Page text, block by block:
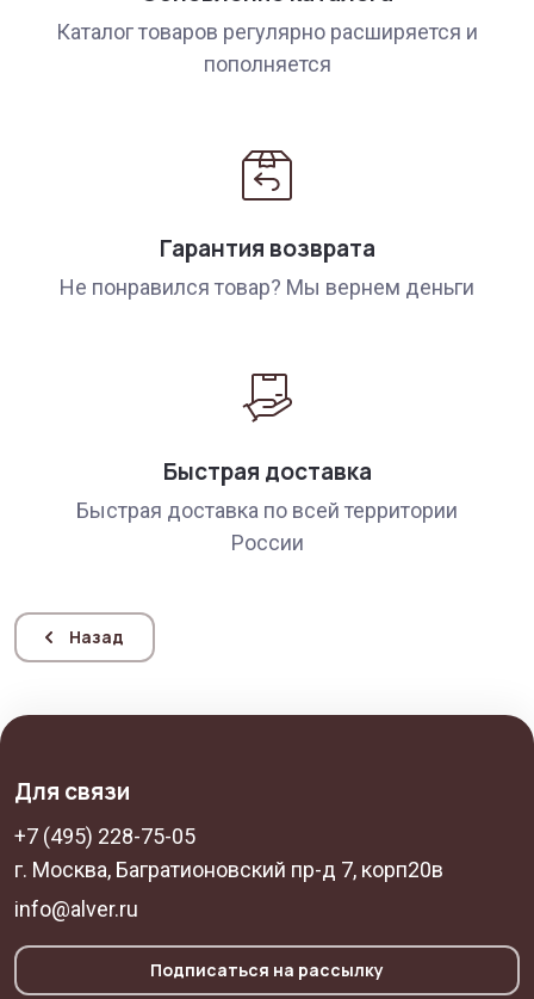
Каталог товаров регулярно расширяется и
пополняется
Гарантия возврата
Не понравился товар? Мы вернем деньги
Быстрая доставка
Быстрая доставка по всей территории
России
Назад
Для связи
+7 (495) 228-75-05
г. Москва, Багратионовский пр-д 7, корп20в
info@alver.ru
Подписаться на рассылку